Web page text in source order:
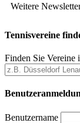
Weitere
Tennisvereine
Finden Sie Vereine
Benutzername